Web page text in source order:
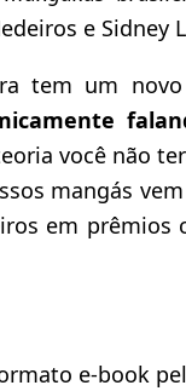
e Sidney
tem um
você não
mangás
em
e-book